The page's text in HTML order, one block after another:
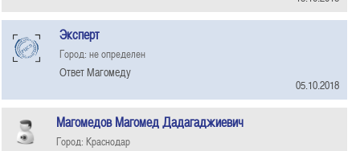
Эксперт
Город: не определен
Ответ Магомеду
05.10.2018
Магомедов Магомед Дадагаджиевич
Город: Краснодар